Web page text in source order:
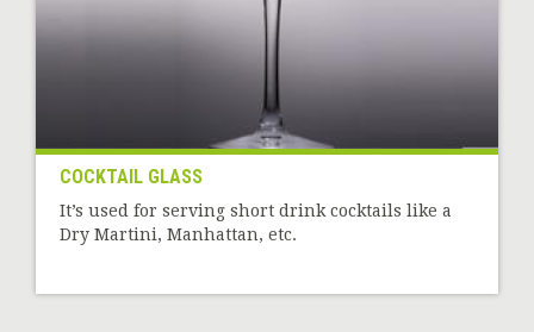
COCKTAIL GLASS
It’s used for serving short drink cocktails like a
Dry Martini, Manhattan, etc.